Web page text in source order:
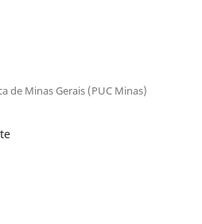
de Minas Gerais (PUC Minas)